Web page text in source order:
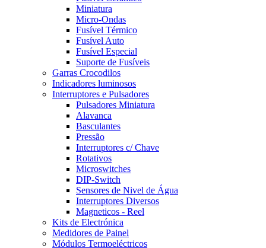
Miniatura
Micro-Ondas
Fusível Térmico
Fusível Auto
Fusível Especial
Suporte de Fusíveis
Garras Crocodilos
Indicadores luminosos
Interruptores e Pulsadores
Pulsadores Miniatura
Alavanca
Basculantes
Pressão
Interruptores c/ Chave
Rotativos
Microswitches
DIP-Switch
Sensores de Nivel de Água
Interruptores Diversos
Magneticos - Reel
Kits de Electrónica
Medidores de Painel
Módulos Termoeléctricos